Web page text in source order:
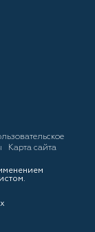
Карта сайта